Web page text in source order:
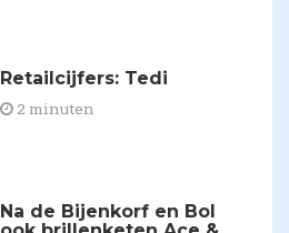
Retailcijfers: Tedi
2 minuten
Na de Bijenkorf en Bol